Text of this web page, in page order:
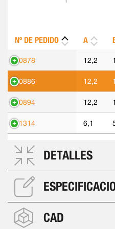
Nº DE PEDIDO A
90878 12,2
90886 12,2
90894 12,2
91314 6,1
DETALLES
CAD